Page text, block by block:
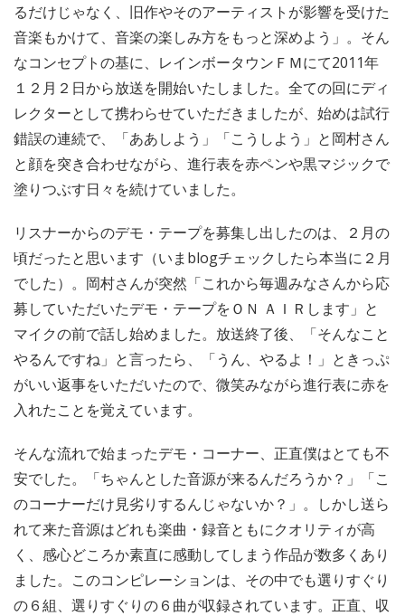
るだけじゃなく、旧作やそのアーティストが影響を受けた
音楽もかけて、音楽の楽しみ方をもっと深めよう」。そん
なコンセプトの基に、レインボータウンＦＭにて2011年
１２月２日から放送を開始いたしました。全ての回にディ
レクターとして携わらせていただきましたが、始めは試行
錯誤の連続で、「ああしよう」「こうしよう」と岡村さん
と顔を突き合わせながら、進行表を赤ペンや黒マジックで
塗りつぶす日々を続けていました。
リスナーからのデモ・テープを募集し出したのは、２月の
頃だったと思います（いまblogチェックしたら本当に２月
でした）。岡村さんが突然「これから毎週みなさんから応
募していただいたデモ・テープをＯＮ ＡＩＲします」と
マイクの前で話し始めました。放送終了後、「そんなこと
やるんですね」と言ったら、「うん、やるよ！」ときっぷ
がいい返事をいただいたので、微笑みながら進行表に赤を
入れたことを覚えています。
そんな流れで始まったデモ・コーナー、正直僕はとても不
安でした。「ちゃんとした音源が来るんだろうか？」「こ
のコーナーだけ見劣りするんじゃないか？」。しかし送ら
れて来た音源はどれも楽曲・録音ともにクオリティが高
く、感心どころか素直に感動してしまう作品が数多くあり
ました。このコンピレーションは、その中でも選りすぐり
の６組、選りすぐりの６曲が収録されています。正直、収